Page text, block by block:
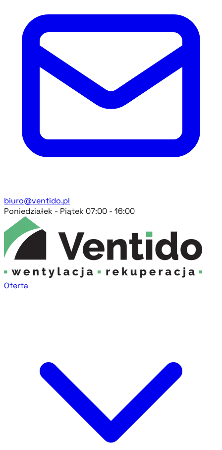
biuro@ventido.pl
Poniedziałek - Piątek 07:00 - 16:00
Oferta